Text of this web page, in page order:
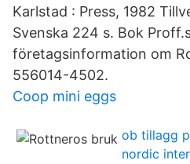
Karlstad : Press, 1982
Svenska 224 s. Bok
företagsinformation om
556014-4502.
Coop mini eggs
ob tillagg
nordic